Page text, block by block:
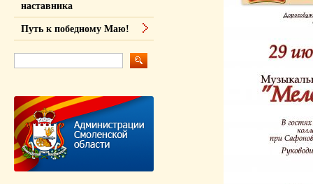
наставника
Путь к победному Маю!